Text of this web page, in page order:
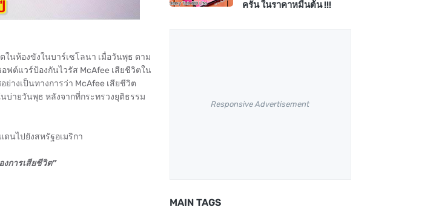
นห้องขังในบาร์เซโลนา เมื่อวันพุธ ตาม
ฟต์แวร์ป้องกันไวรัส McAfee เสียชีวิตใน
างเป็นทางการว่า McAfee เสียชีวิต
นบ่ายวันพุธ หลังจากที่กระทรวงยุติธรรม
นไปยังสหรัฐอเมริกา
การเสียชีวิต”
ครัน ในราคาหมื่นต้น !!!
Responsive Advertisement
MAIN TAGS